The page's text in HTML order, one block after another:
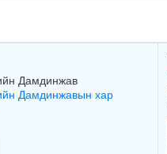
Дамдинжав
Дамдинжавын хар